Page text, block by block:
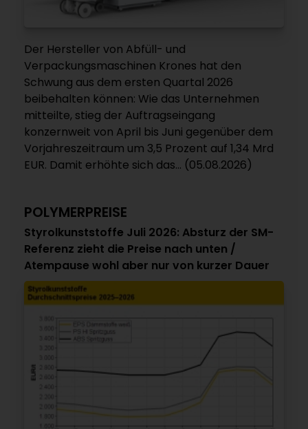
Der Hersteller von Abfüll- und
Verpackungsmaschinen Krones hat den
Schwung aus dem ersten Quartal 2026
beibehalten können: Wie das Unternehmen
mitteilte, stieg der Auftragseingang
konzernweit von April bis Juni gegenüber dem
Vorjahreszeitraum um 3,5 Prozent auf 1,34 Mrd
EUR. Damit erhöhte sich das... (05.08.2026)
POLYMERPREISE
Styrolkunststoffe Juli 2026: Absturz der SM-
Referenz zieht die Preise nach unten /
Atempause wohl aber nur von kurzer Dauer